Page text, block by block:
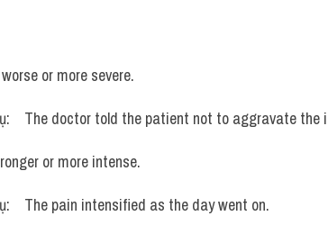
or more severe.
The doctor told the patient not to aggravate the
or more intense.
The pain intensified as the day went on.